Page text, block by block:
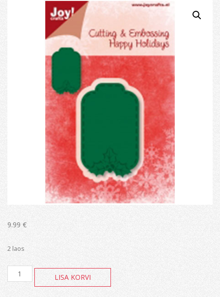
9.99 €
2 laos
C&E,
Happy
Holidays
LISA KORVI